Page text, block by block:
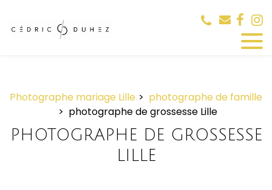
Photographe mariage Lille
photographe de famille
photographe de grossesse Lille
PHOTOGRAPHE DE GROSSESSE
LILLE